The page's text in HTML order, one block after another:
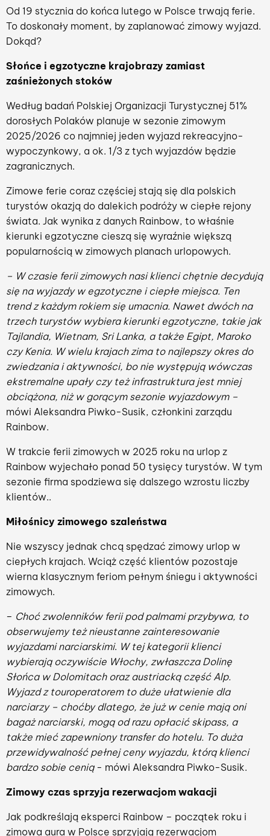
Od 19 stycznia do końca lutego w Polsce trwają ferie.
To doskonały moment, by zaplanować zimowy wyjazd.
Dokąd?
Słońce i egzotyczne krajobrazy zamiast
zaśnieżonych stoków
Według badań Polskiej Organizacji Turystycznej 51%
dorosłych Polaków planuje w sezonie zimowym
2025/2026 co najmniej jeden wyjazd rekreacyjno-
wypoczynkowy, a ok. 1/3 z tych wyjazdów będzie
zagranicznych.
Zimowe ferie coraz częściej stają się dla polskich
turystów okazją do dalekich podróży w ciepłe rejony
świata. Jak wynika z danych Rainbow, to właśnie
kierunki egzotyczne cieszą się wyraźnie większą
popularnością w zimowych planach urlopowych.
– W czasie ferii zimowych nasi klienci chętnie decydują
się na wyjazdy w egzotyczne i ciepłe miejsca. Ten
trend z każdym rokiem się umacnia. Nawet dwóch na
trzech turystów wybiera kierunki egzotyczne, takie jak
Tajlandia, Wietnam, Sri Lanka, a także Egipt, Maroko
czy Kenia. W wielu krajach zima to najlepszy okres do
zwiedzania i aktywności, bo nie występują wówczas
ekstremalne upały czy też infrastruktura jest mniej
obciążona, niż w gorącym sezonie wyjazdowym –
mówi Aleksandra Piwko-Susik, członkini zarządu
Rainbow.
W trakcie ferii zimowych w 2025 roku na urlop z
Rainbow wyjechało ponad 50 tysięcy turystów. W tym
sezonie firma spodziewa się dalszego wzrostu liczby
klientów..
Miłośnicy zimowego szaleństwa
Nie wszyscy jednak chcą spędzać zimowy urlop w
ciepłych krajach. Wciąż część klientów pozostaje
wierna klasycznym feriom pełnym śniegu i aktywności
zimowych.
– Choć zwolenników ferii pod palmami przybywa, to
obserwujemy też nieustanne zainteresowanie
wyjazdami narciarskimi. W tej kategorii klienci
wybierają oczywiście Włochy, zwłaszcza Dolinę
Słońca w Dolomitach oraz austriacką część Alp.
Wyjazd z touroperatorem to duże ułatwienie dla
narciarzy – choćby dlatego, że już w cenie mają oni
bagaż narciarski, mogą od razu opłacić skipass, a
także mieć zapewniony transfer do hotelu. To duża
przewidywalność pełnej ceny wyjazdu, którą klienci
bardzo sobie cenią - mówi Aleksandra Piwko-Susik.
Zimowy czas sprzyja rezerwacjom wakacji
Jak podkreślają eksperci Rainbow – początek roku i
zimowa aura w Polsce sprzyjają rezerwacjom